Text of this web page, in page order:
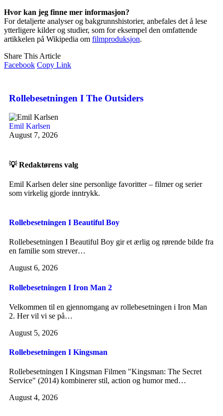
Hvor kan jeg finne mer informasjon?
For detaljerte analyser og bakgrunnshistorier, anbefales det å lese
ytterligere kilder og studier, som for eksempel den omfattende
artikkelen på Wikipedia om filmproduksjon.
Share This Article
Facebook Copy Link
Rollebesetningen I The Outsiders
Emil Karlsen
August 7, 2026
💡 Redaktørens valg
Emil Karlsen deler sine personlige favoritter – filmer og serier
som virkelig gjorde inntrykk.
Rollebesetningen I Beautiful Boy
Rollebesetningen I Beautiful Boy gir et ærlig og rørende bilde fra
en familie som strever…
August 6, 2026
Rollebesetningen I Iron Man 2
Velkommen til en gjennomgang av rollebesetningen i Iron Man
2. Her vil vi se på…
August 5, 2026
Rollebesetningen I Kingsman
Rollebesetningen I Kingsman Filmen "Kingsman: The Secret
Service" (2014) kombinerer stil, action og humor med…
August 4, 2026